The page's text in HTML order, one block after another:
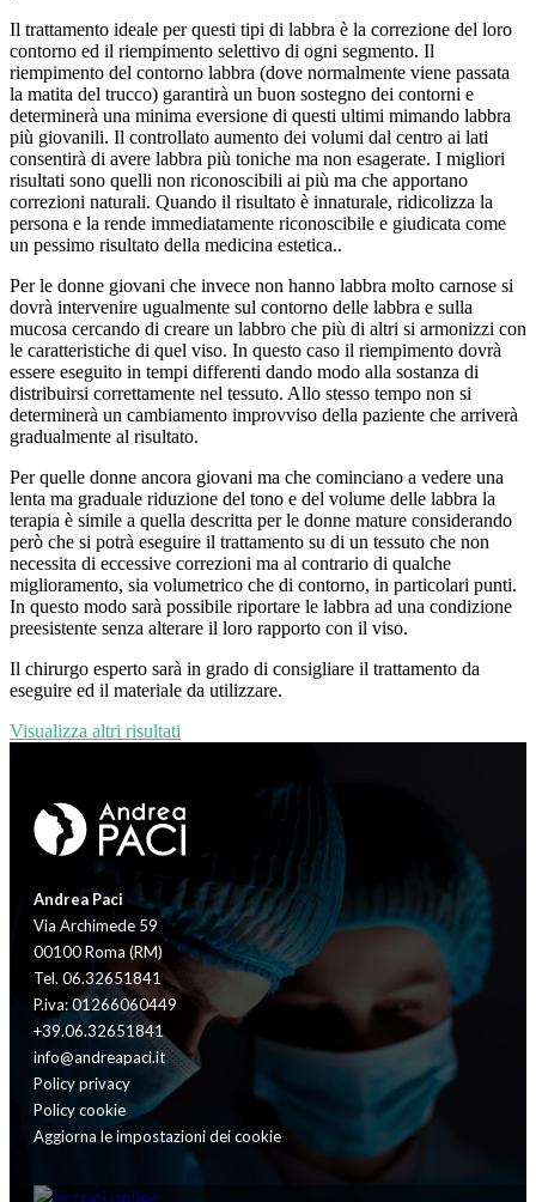
Il trattamento ideale per questi tipi di labbra è la correzione del loro
contorno ed il riempimento selettivo di ogni segmento. Il
riempimento del contorno labbra (dove normalmente viene passata
la matita del trucco) garantirà un buon sostegno dei contorni e
determinerà una minima eversione di questi ultimi mimando labbra
più giovanili. Il controllato aumento dei volumi dal centro ai lati
consentirà di avere labbra più toniche ma non esagerate. I migliori
risultati sono quelli non riconoscibili ai più ma che apportano
correzioni naturali. Quando il risultato è innaturale, ridicolizza la
persona e la rende immediatamente riconoscibile e giudicata come
un pessimo risultato della medicina estetica..
Per le donne giovani che invece non hanno labbra molto carnose si
dovrà intervenire ugualmente sul contorno delle labbra e sulla
mucosa cercando di creare un labbro che più di altri si armonizzi con
le caratteristiche di quel viso. In questo caso il riempimento dovrà
essere eseguito in tempi differenti dando modo alla sostanza di
distribuirsi correttamente nel tessuto. Allo stesso tempo non si
determinerà un cambiamento improvviso della paziente che arriverà
gradualmente al risultato.
Per quelle donne ancora giovani ma che cominciano a vedere una
lenta ma graduale riduzione del tono e del volume delle labbra la
terapia è simile a quella descritta per le donne mature considerando
però che si potrà eseguire il trattamento su di un tessuto che non
necessita di eccessive correzioni ma al contrario di qualche
miglioramento, sia volumetrico che di contorno, in particolari punti.
In questo modo sarà possibile riportare le labbra ad una condizione
preesistente senza alterare il loro rapporto con il viso.
Il chirurgo esperto sarà in grado di consigliare il trattamento da
eseguire ed il materiale da utilizzare.
Visualizza altri risultati
Andrea Paci
Via Archimede 59
00100 Roma (RM)
Tel. 06.32651841
P.iva: 01266060449
+39.06.32651841
info@andreapaci.it
Policy privacy
Policy cookie
Aggiorna le impostazioni dei cookie